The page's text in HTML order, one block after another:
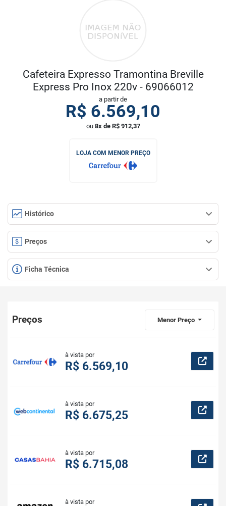
Cafeteira Expresso Tramontina Breville
Express Pro Inox 220v - 69066012
a partir de
R$ 6.569,10
ou 8x de R$ 912,37
LOJA COM MENOR PREÇO
Histórico
Preços
Ficha Técnica
Preços Menor Preço
à vista por
R$ 6.569,10
à vista por
R$ 6.675,25
à vista por
R$ 6.715,08
à vista por